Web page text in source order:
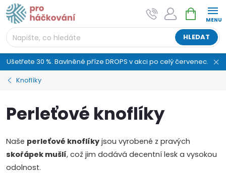
Přejít
na
obsah
HLEDAT
NÁKUPNÍ
KOŠÍK
Ušetřete 30 %. Bavlněné příze DROPS v akci po celý červenec.
Knoflíky
Perleťové knoflíky
Naše perleťové knoflíky jsou vyrobené z pravých
skořápek mušlí, což jim dodává decentní lesk a vysokou
odolnost.
AI asistent "pani Klubíčková" –
ProHackovani.cz
Jsme e-shop s více než osmiletou tradicí a máme pro
vás připraveno více než 25 tisíc produktů. Vše skladem,
připravené k odeslání.